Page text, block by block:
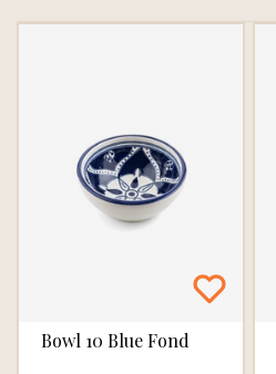
Bowl 10 Blue Fond